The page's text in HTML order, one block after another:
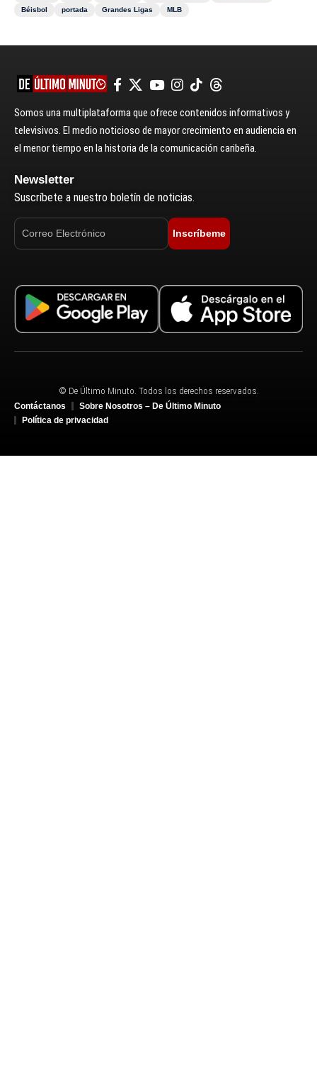
Béisbol
portada Grandes Ligas MLB
Somos una multiplataforma que ofrece contenidos informativos y
televisivos. El medio noticioso de mayor crecimiento en audiencia en
el menor tiempo en la historia de la comunicación caribeña.
Newsletter
Suscríbete a nuestro boletín de noticias.
Inscríbeme
© De Último Minuto. Todos los derechos reservados.
Contáctanos
Sobre Nosotros – De Último Minuto
Política de privacidad